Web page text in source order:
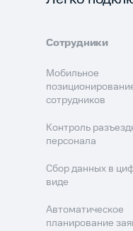
Сотрудники
Мобильное
сотрудников
Контроль
персонала
Сбор данных в
виде
Автоматическое
планирование